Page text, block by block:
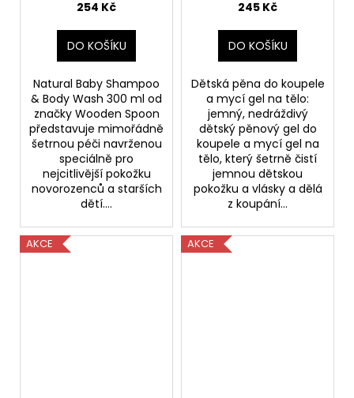
(poškozený aplikátor)
254 Kč
DO KOŠÍKU
Natural Baby Shampoo
& Body Wash 300 ml od
značky Wooden Spoon
představuje mimořádně
šetrnou péči navrženou
speciálně pro
nejcitlivější pokožku
novorozenců a starších
dětí....
245 Kč
DO KOŠÍKU
Dětská pěna do koupele
a mycí gel na tělo:
jemný, nedráždivý
dětský pěnový gel do
koupele a mycí gel na
tělo, který šetrně čistí
jemnou dětskou
pokožku a vlásky a dělá
z koupání...
AKCE AKCE